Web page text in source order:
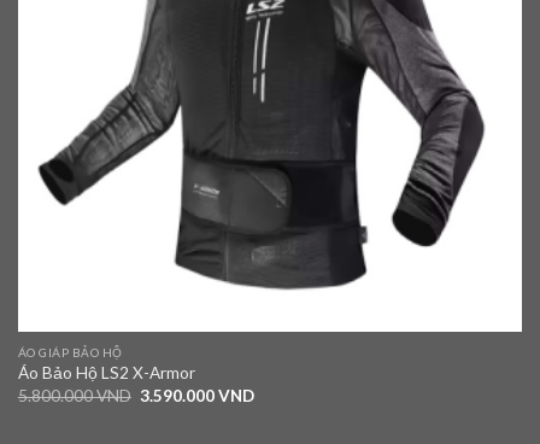
ÁO GIÁP BẢO HỘ
Áo Bảo Hộ LS2 X-Armor
5.800.000VND 3.590.000VND